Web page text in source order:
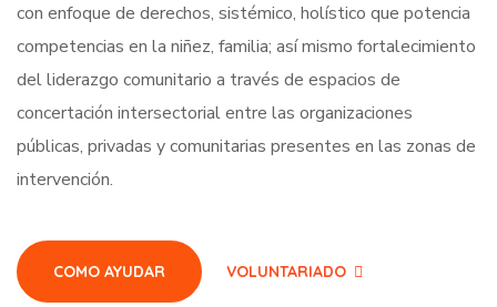
con enfoque de derechos, sistémico, holístico que potencia
competencias en la niñez, familia; así mismo fortalecimiento
del liderazgo comunitario a través de espacios de
concertación intersectorial entre las organizaciones
públicas, privadas y comunitarias presentes en las zonas de
intervención.
COMO AYUDAR VOLUNTARIADO